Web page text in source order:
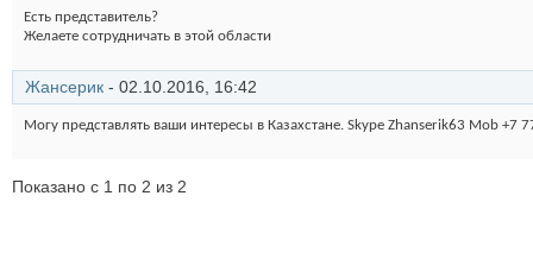
Есть представитель?
Желаете сотрудничать в этой области
Жансерик - 02.10.2016, 16:42
Могу представлять ваши интересы в Казахстане. Skype Zhanserik63 Mob +7
Показано с 1 по 2 из 2